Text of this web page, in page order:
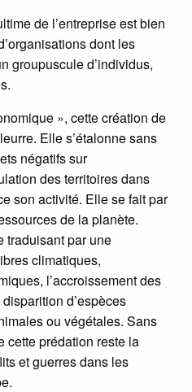
de l’entreprise est bien
dont les
groupuscule d’individus,
», cette création de
Elle s’étalonne sans
négatifs sur
des territoires dans
son activité. Elle se fait par
de la planète.
traduisant par une
climatiques,
l’accroissement des
d’espèces
ou végétales. Sans
cette prédation reste la
et guerres dans les